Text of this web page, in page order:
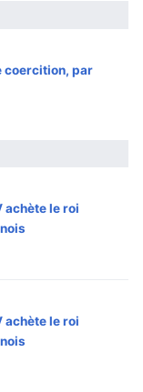
coercition, par
achète le roi
achète le roi